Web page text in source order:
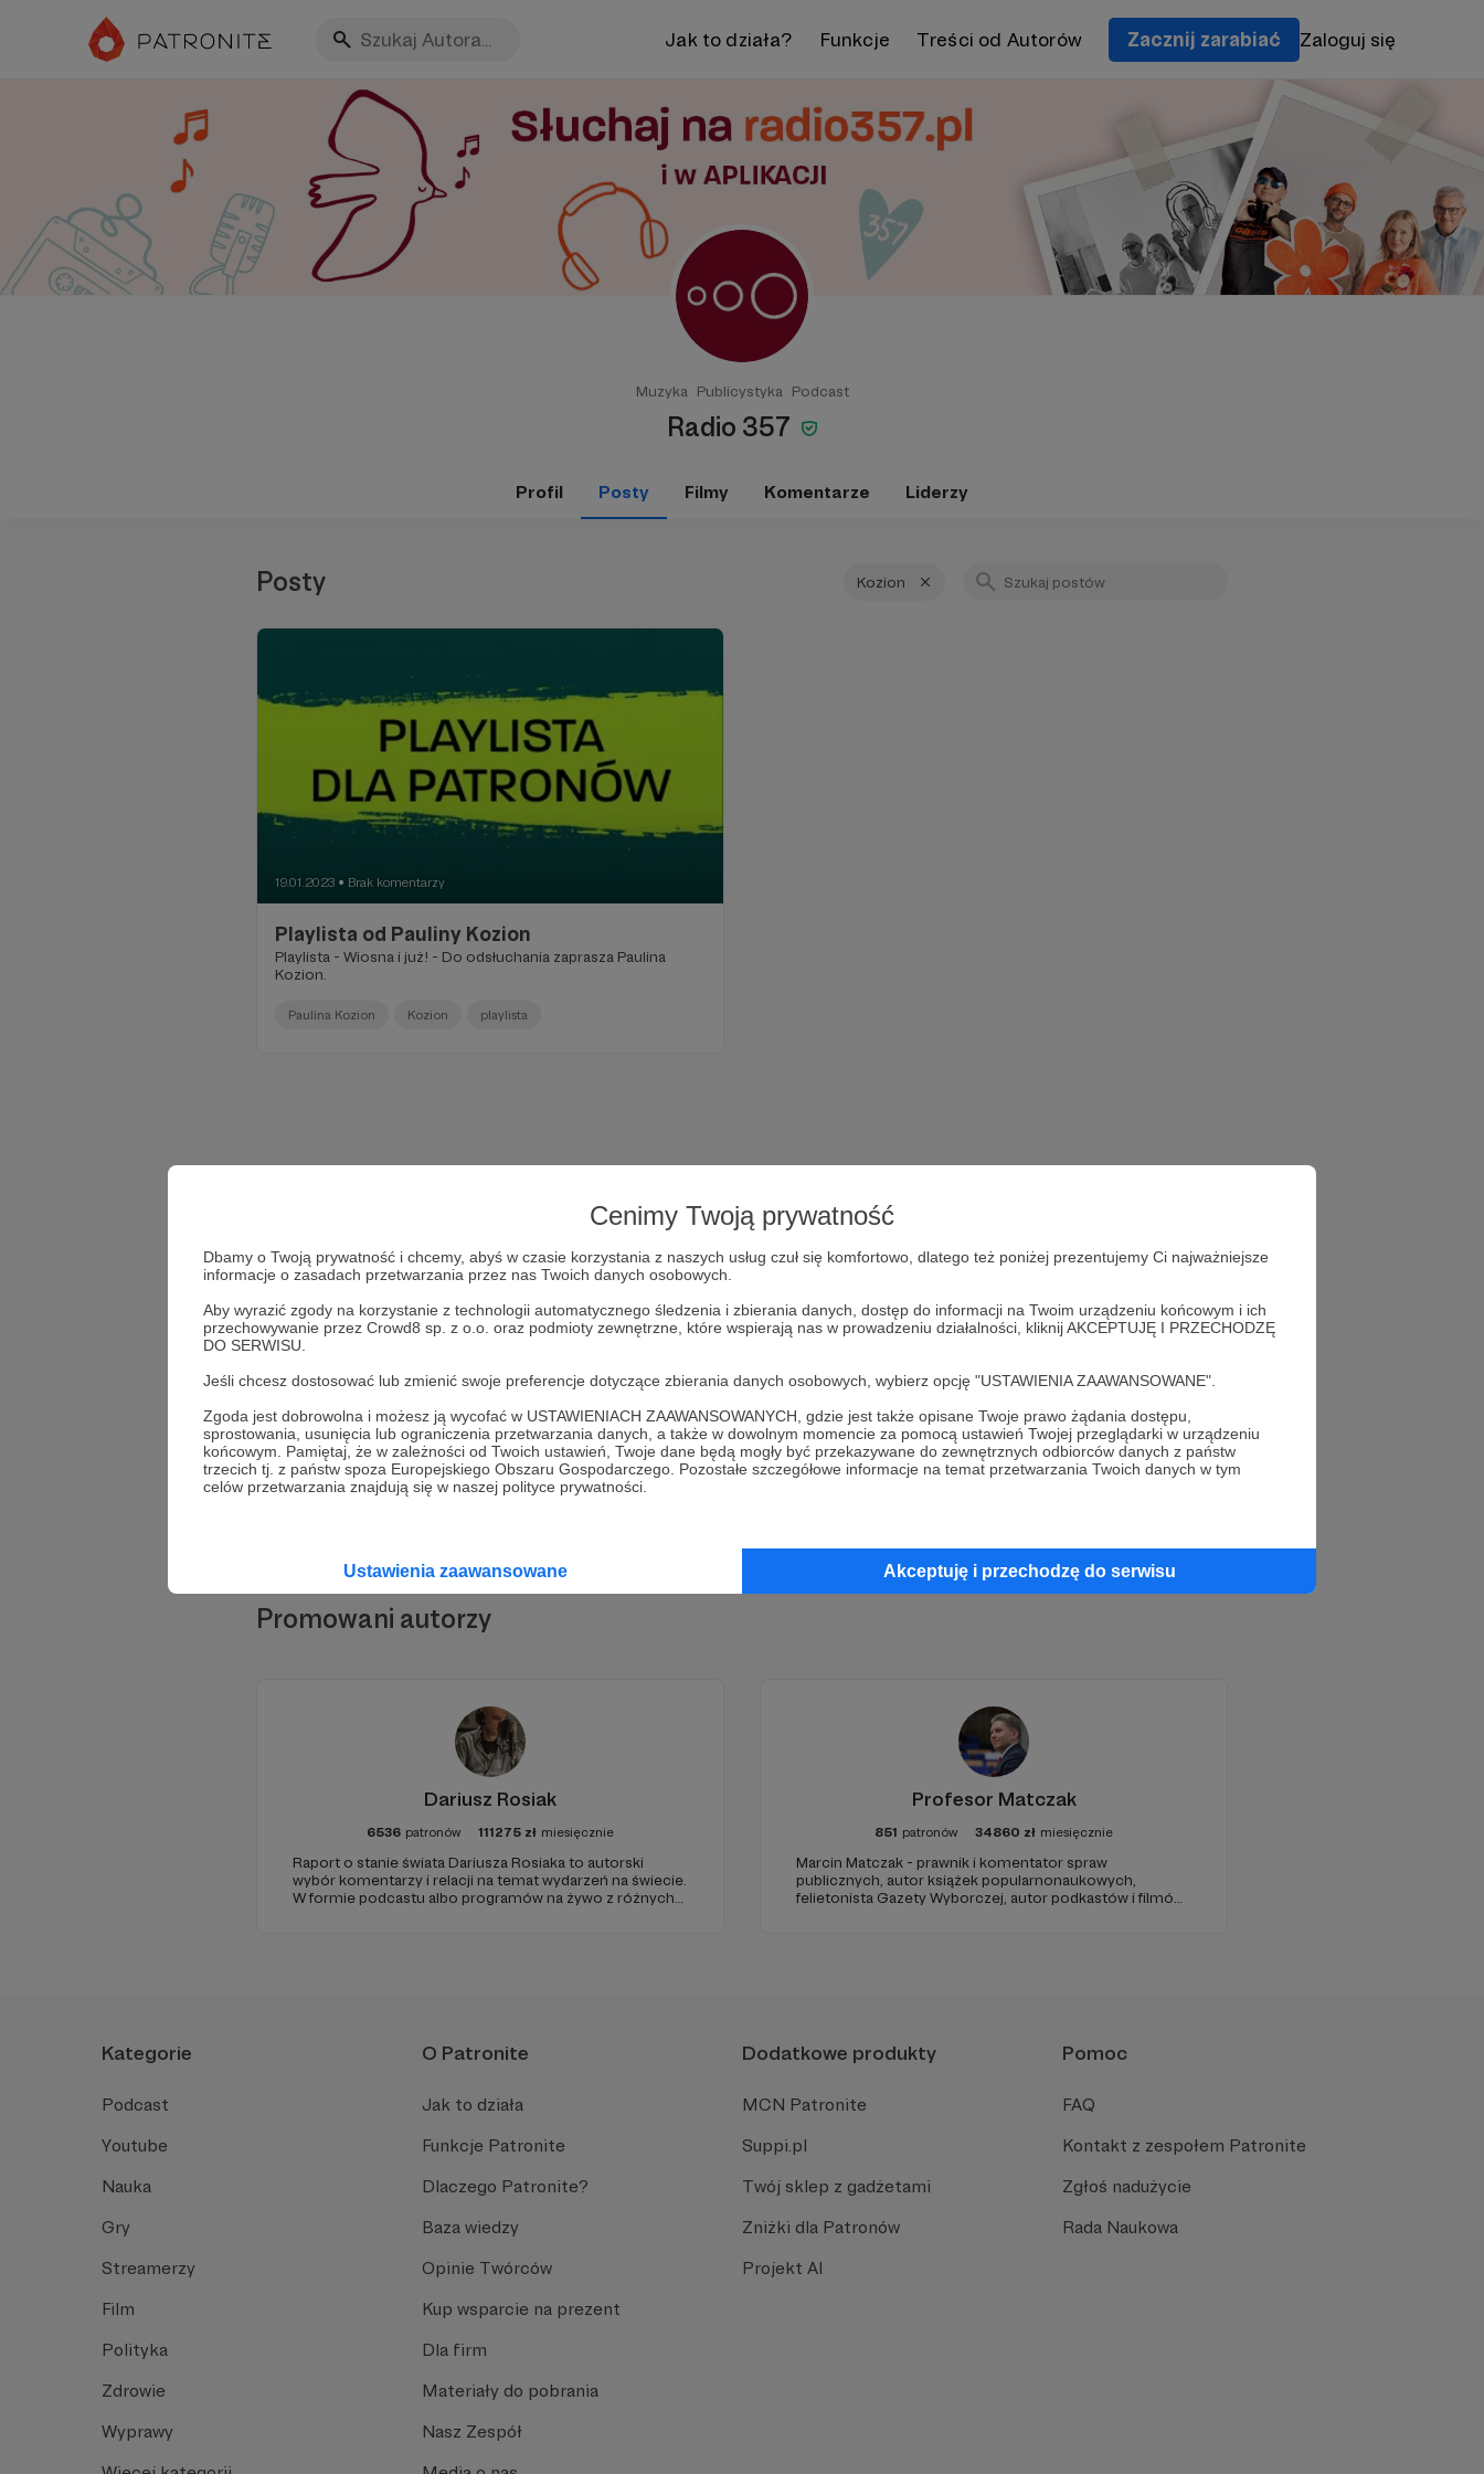
Cenimy Twoją prywatność
Dbamy o Twoją prywatność i chcemy, abyś w czasie korzystania z naszych usług czuł się komfortowo, dlatego też poniżej prezentujemy Ci najważniejsze
informacje o zasadach przetwarzania przez nas Twoich danych osobowych.
Aby wyrazić zgody na korzystanie z technologii automatycznego śledzenia i zbierania danych, dostęp do informacji na Twoim urządzeniu końcowym i ich
przechowywanie przez Crowd8 sp. z o.o. oraz podmioty zewnętrzne, które wspierają nas w prowadzeniu działalności, kliknij AKCEPTUJĘ I PRZECHODZĘ
DO SERWISU.
Jeśli chcesz dostosować lub zmienić swoje preferencje dotyczące zbierania danych osobowych, wybierz opcję "USTAWIENIA ZAAWANSOWANE".
Zgoda jest dobrowolna i możesz ją wycofać w USTAWIENIACH ZAAWANSOWANYCH, gdzie jest także opisane Twoje prawo żądania dostępu,
sprostowania, usunięcia lub ograniczenia przetwarzania danych, a także w dowolnym momencie za pomocą ustawień Twojej przeglądarki w urządzeniu
końcowym. Pamiętaj, że w zależności od Twoich ustawień, Twoje dane będą mogły być przekazywane do zewnętrznych odbiorców danych z państw
trzecich tj. z państw spoza Europejskiego Obszaru Gospodarczego. Pozostałe szczegółowe informacje na temat przetwarzania Twoich danych w tym
celów przetwarzania znajdują się w naszej polityce prywatności.
Ustawienia zaawansowane Akceptuję i przechodzę do serwisu
Jak to działa? Funkcje Treści od Autorów Zacznij zarabiać Zaloguj się
Muzyka Publicystyka Podcast
Radio 357
Profil Posty Filmy Komentarze Liderzy
Posty Kozion
19.01.2023 ● Brak komentarzy
Playlista od Pauliny Kozion
Playlista - Wiosna i już! - Do odsłuchania zaprasza Paulina
Kozion.
Paulina Kozion Kozion playlista
Dołącz do grona Patronów!
Zostań Patronem
Promowani autorzy
Dariusz Rosiak
6536 patronów 111275 zł miesięcznie
Raport o stanie świata Dariusza Rosiaka to autorski
wybór komentarzy i relacji na temat wydarzeń na świecie.
W formie podcastu albo programów na żywo z różnych
Profesor Matczak
851 patronów 34860 zł miesięcznie
Marcin Matczak - prawnik i komentator spraw
publicznych, autor książek popularnonaukowych,
felietonista Gazety Wyborczej, autor podkastów i filmów
Kategorie
Podcast
Youtube
Nauka
Gry
Streamerzy
Film
Polityka
Zdrowie
Wyprawy
O Patronite
Jak to działa
Funkcje Patronite
Dlaczego Patronite?
Baza wiedzy
Opinie Twórców
Kup wsparcie na prezent
Dla firm
Materiały do pobrania
Nasz Zespół
Dodatkowe produkty
MCN Patronite
Suppi.pl
Twój sklep z gadżetami
Zniżki dla Patronów
Projekt AI
Pomoc
FAQ
Kontakt z zespołem Patronite
Zgłoś nadużycie
Rada Naukowa